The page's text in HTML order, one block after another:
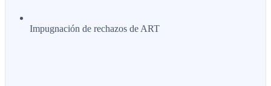
Impugnación de rechazos de ART